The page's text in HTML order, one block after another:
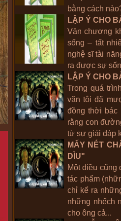
bằng cách
LẬP Ý CHO
Văn chương
sống – tất
nghệ sĩ tài
ra được sự
LẬP Ý CHO
Trong quá
văn tôi đã
đồng thời bác
rằng con
từ sự giải đáp
MẤY NÉT
DÌU"
Một điều cũng
tác phẩm
chỉ kể ra
những nhếch
cho ông cả...